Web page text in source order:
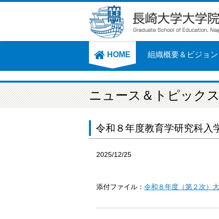
HOME 組織概要＆ビジョン
ニュース＆トピック
令和８年度教育学研究科入
2025/12/25
添付ファイル： 令和８年度（第２次）